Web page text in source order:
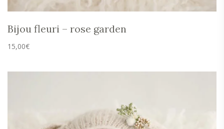
Bijou fleuri – rose garden
15,00€